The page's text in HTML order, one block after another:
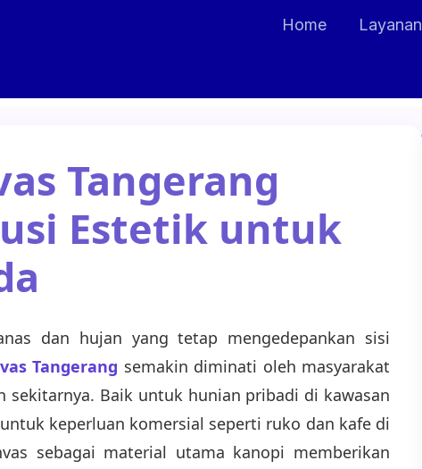
Home Layanan
Tangerang
Estetik untuk
dan hujan yang tetap mengedepankan sisi
Tangerang semakin diminati oleh masyarakat
sekitarnya. Baik untuk hunian pribadi di kawasan
keperluan komersial seperti ruko dan kafe di
sebagai material utama kanopi memberikan